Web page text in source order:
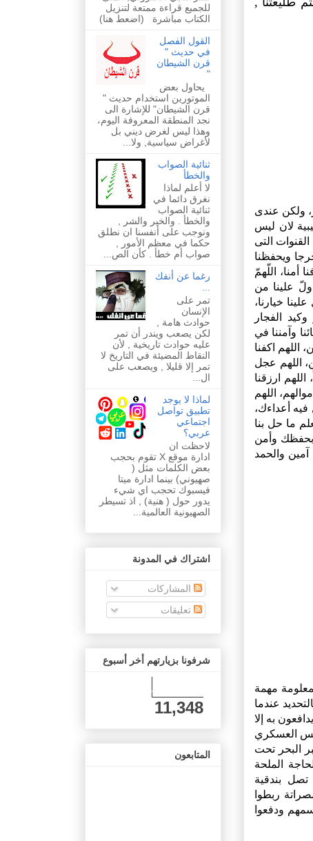
ولكن عندى
لان ليس
التى
ويحفظنا
أمنا، اللّهمّ
ولّ علينا من
خيارنا،
الفجار
وآمننا في
اللهم اكفنا
اللهم عجل
اللهم ارزقنا
اللهم
فيه أعداءك،
ما حل بنا
بحفظك وأمن
والحمد
مهمة
عندما
به إلا
العسكري
البحر تحت
الملحة
تصل بندقية
مصراتة ربطوا
ودفعوا
للجميع قراءة ممتعة لتنزيل
الكتاب مباشرة (اضعط هنا)
القول الفصل
في حديث "
قرن الشيطان
"
يحاول بعض
الموتورين استخدام حديث "
قرن الشيطان" للإشارة الى
نجد المنطقة المعروفة اليوم،
وهذا ليس لغرض ديني بل
لأغراض سياسية, ولا...
ثنائية الصواب
والخطأ
لا أعلم لماذا
نغرق دائما في
ثنائية الصواب
والخطأ . والخير والشر ,
ونوجب على أنفسنا ان نطلق
حكما في معظم الأمور ,
صواب أم خطأ . كأن الص...
رغما عن أنفك
...
تمر على
الإنسان
حوادث هامة ,
لكن يصعب ويندر أن تمر
عليه حوادث تاريخية , لأن
النقاط المضيئة في التاريخ لا
تمر إلا قليلا , ويصعب على
ال...
لماذا لا يوجد
تطبيق تواصل
اجتماعي
عربي؟
لاحظت ان
ادارة موقع X تقوم بحجب
بعض الكلمات مثل (
صهيوني) بينما ادارة ميتا
فيسبوك تحجب اي شيء
يدور حول ( هنية) , اذ تسيطر
الصهيونية العالمية...
اشتراك في المدونة
المشاركات
تعليقات
شرفونا بزيارتهم أخر أسبوع
11,348
المتابعون